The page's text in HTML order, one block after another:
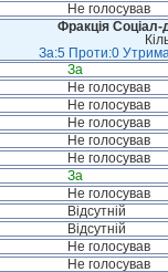
Не голосував
Фракція Соціал-
За:5 Проти:0
За
Не голосував
Не голосував
Не голосував
Не голосував
Не голосував
За
Не голосував
Відсутній
Відсутній
Не голосував
Не голосував